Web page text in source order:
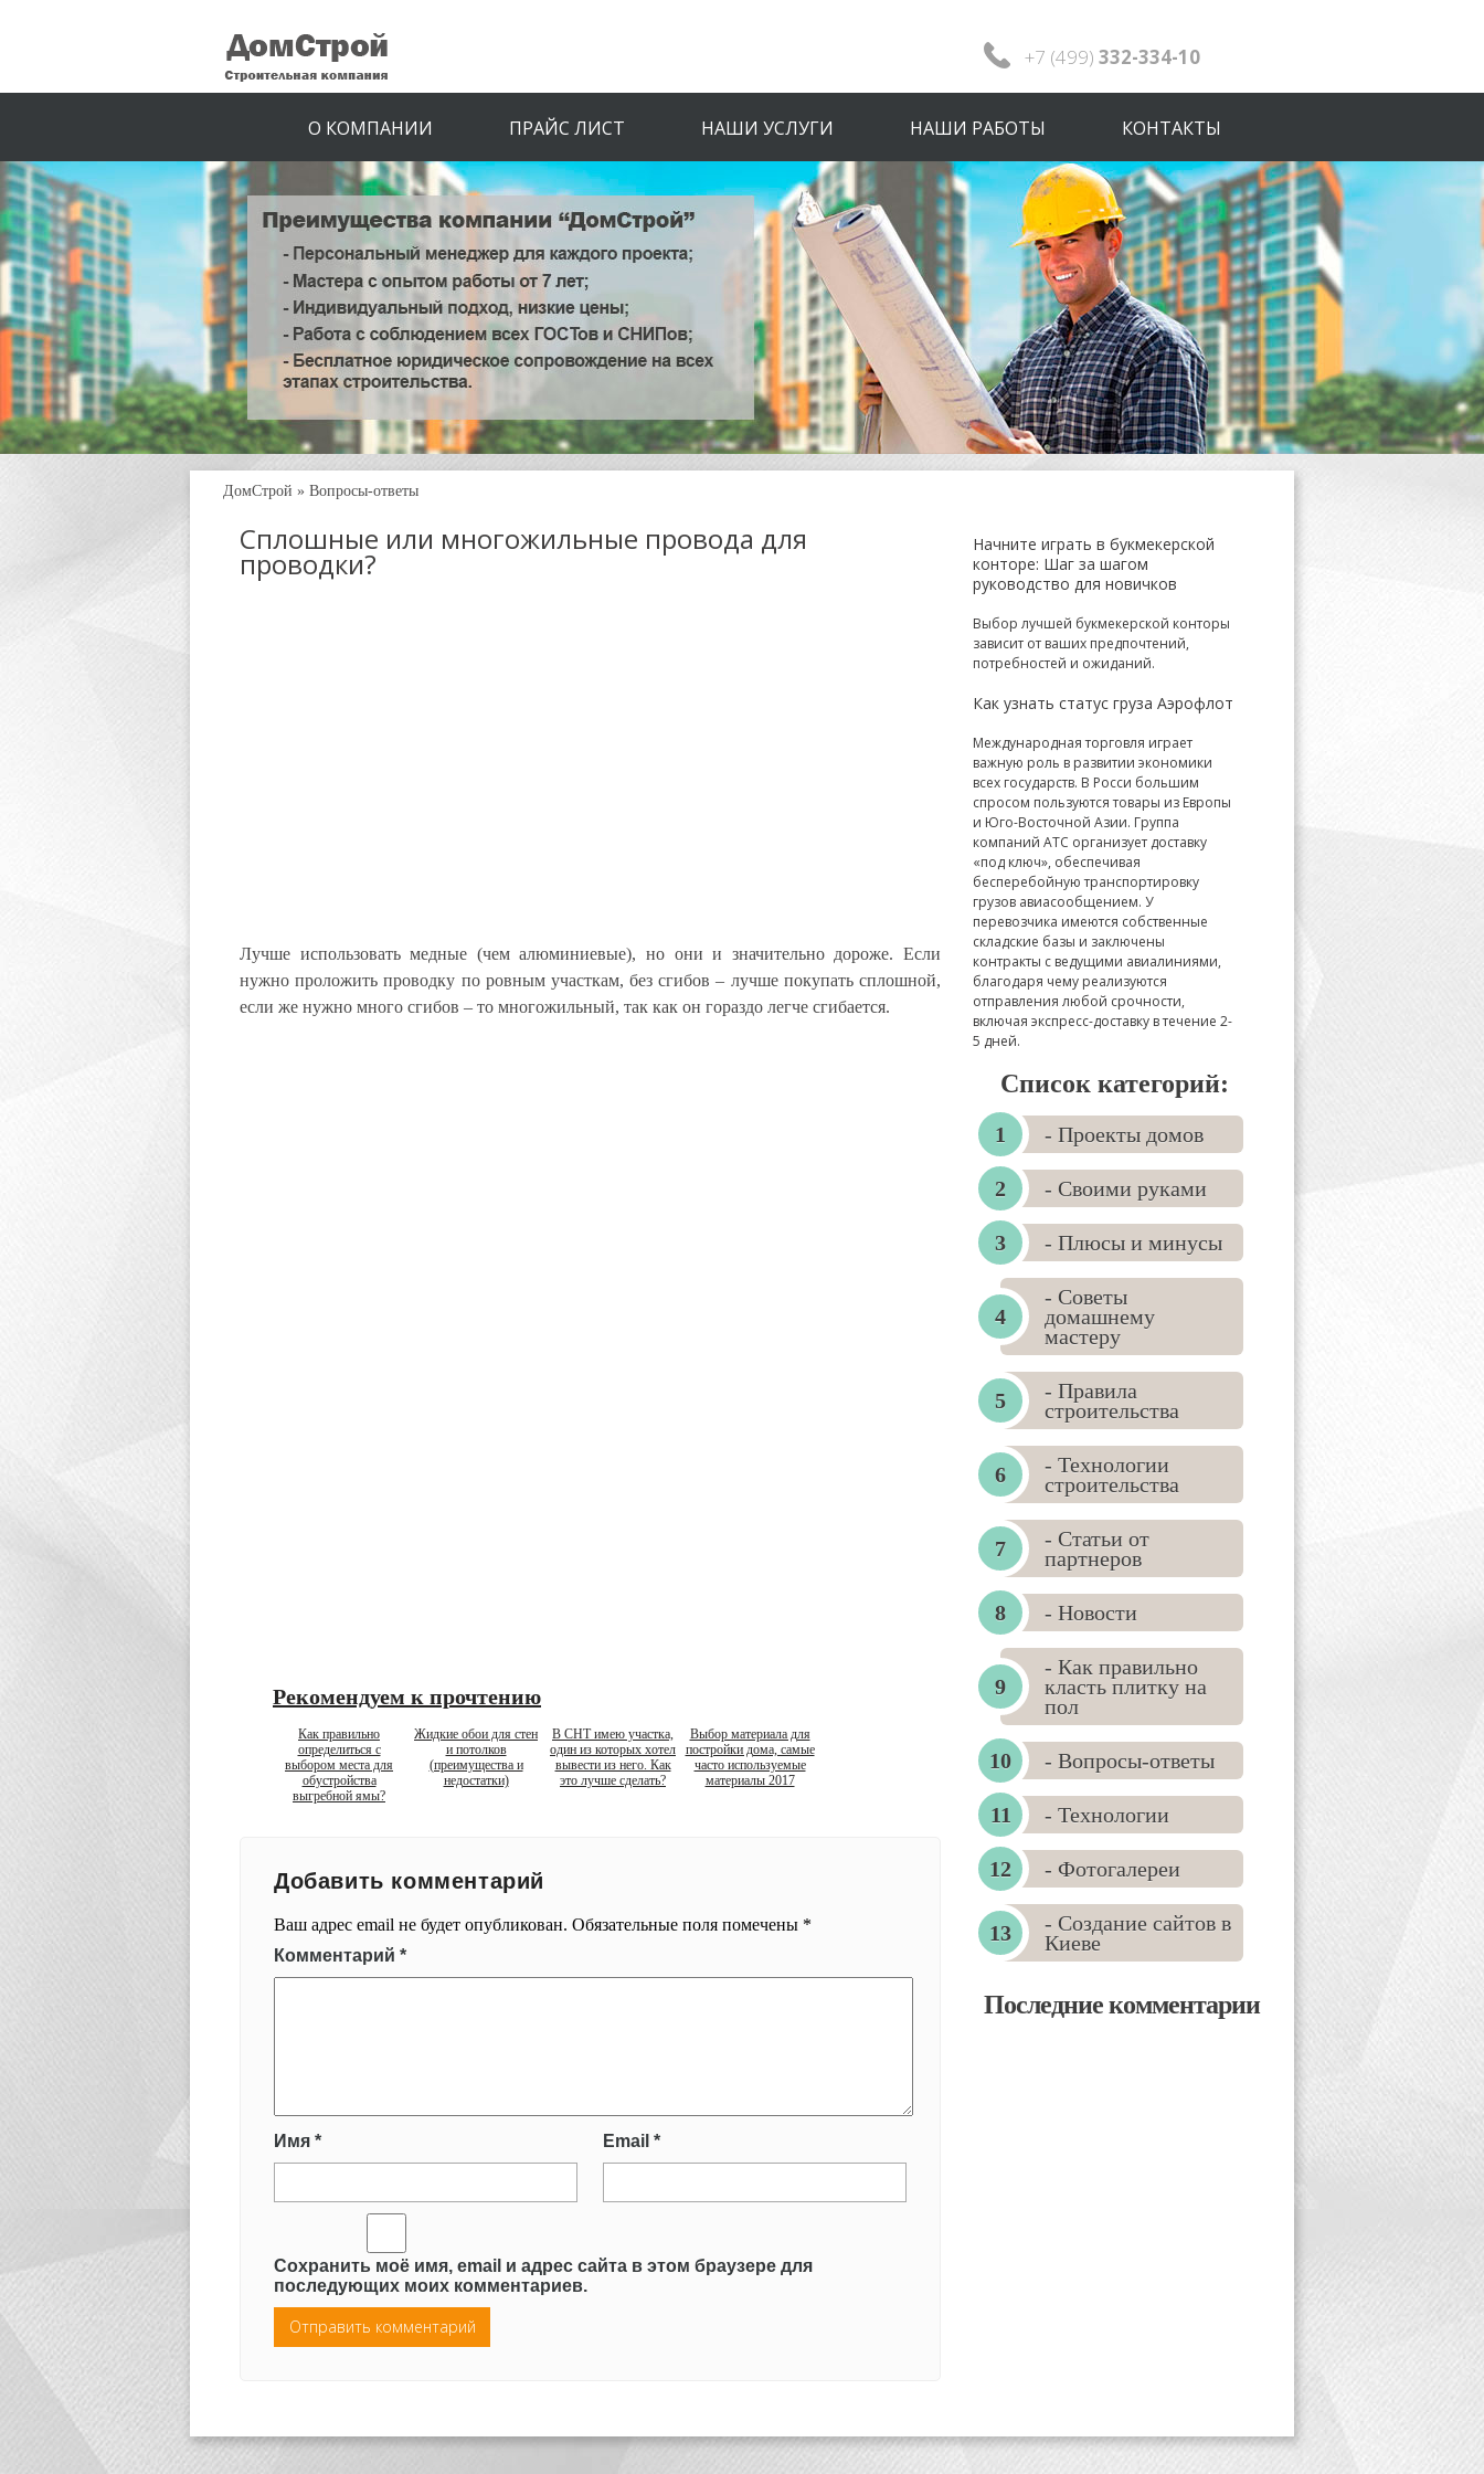
+7 (499) 332-334-10
О КОМПАНИИ ПРАЙС ЛИСТ НАШИ УСЛУГИ НАШИ РАБОТЫ КОНТАКТЫ
ДомСтрой » Вопросы-ответы
Сплошные или многожильные провода для
проводки?
Лучше использовать медные (чем алюминиевые), но они и значительно дороже. Если
нужно проложить проводку по ровным участкам, без сгибов – лучше покупать сплошной,
если же нужно много сгибов – то многожильный, так как он гораздо легче сгибается.
Рекомендуем к прочтению
Как правильно
определиться с
выбором места для
обустройства
выгребной ямы?
Жидкие обои для стен
и потолков
(преимущества и
недостатки)
В СНТ имею участка,
один из которых хотел
вывести из него. Как
это лучше сделать?
Выбор материала для
постройки дома, самые
часто используемые
материалы 2017
Добавить комментарий
Ваш адрес email не будет опубликован. Обязательные поля помечены *
Комментарий *
Имя * Email *
Сохранить моё имя, email и адрес сайта в этом браузере для
последующих моих комментариев.
Начните играть в букмекерской
конторе: Шаг за шагом
руководство для новичков
Выбор лучшей букмекерской конторы
зависит от ваших предпочтений,
потребностей и ожиданий.
Как узнать статус груза Аэрофлот
Международная торговля играет
важную роль в развитии экономики
всех государств. В Росси большим
спросом пользуются товары из Европы
и Юго-Восточной Азии. Группа
компаний АТС организует доставку
«под ключ», обеспечивая
бесперебойную транспортировку
грузов авиасообщением. У
перевозчика имеются собственные
складские базы и заключены
контракты с ведущими авиалиниями,
благодаря чему реализуются
отправления любой срочности,
включая экспресс-доставку в течение 2-
5 дней.
Список категорий:
- Проекты домов
- Своими руками
- Плюсы и минусы
- Советы
домашнему
мастеру
- Правила
строительства
- Технологии
строительства
- Статьи от
партнеров
- Новости
- Как правильно
класть плитку на
пол
- Вопросы-ответы
- Технологии
- Фотогалереи
- Создание сайтов в
Киеве
Последние комментарии